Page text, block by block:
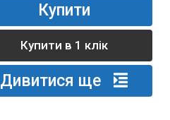
Купити
Купити в 1 клік
Дивитися ще